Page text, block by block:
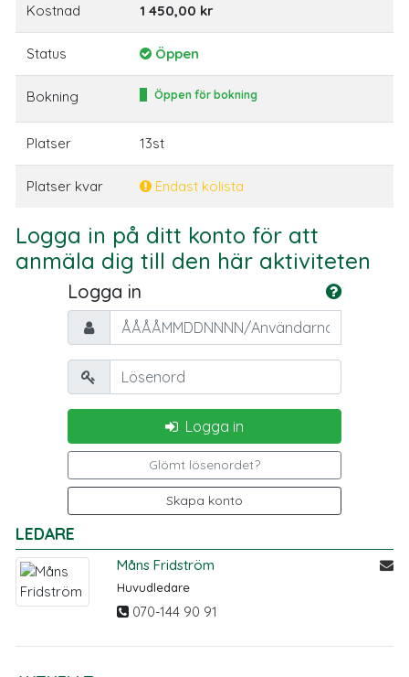
LEDARE
Måns Fridström
Huvudledare
070-144 90 91
Kostnad 1 450,00 kr
Status Öppen
Bokning Öppen för bokning
Platser 13st
Platser kvar Endast kölista
Logga in på ditt konto för att
anmäla dig till den här aktiviteten
Logga in
Personnummer/Användarnamn
Lösenord
Logga in
Glömt lösenordet?
Skapa konto